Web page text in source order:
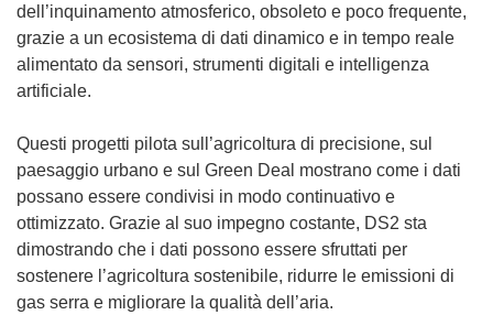
dell’inquinamento atmosferico, obsoleto e poco frequente,
grazie a un ecosistema di dati dinamico e in tempo reale
alimentato da sensori, strumenti digitali e intelligenza
artificiale.
Questi progetti pilota sull’agricoltura di precisione, sul
paesaggio urbano e sul Green Deal mostrano come i dati
possano essere condivisi in modo continuativo e
ottimizzato. Grazie al suo impegno costante, DS2 sta
dimostrando che i dati possono essere sfruttati per
sostenere l’agricoltura sostenibile, ridurre le emissioni di
gas serra e migliorare la qualità dell’aria.